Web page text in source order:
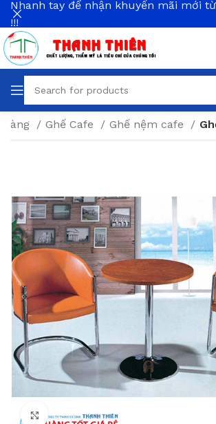
Ghế Cafe Ghế nệm cafe
Click to enlarge
Nhanh tay để nhận khuyến mãi mới
!!!